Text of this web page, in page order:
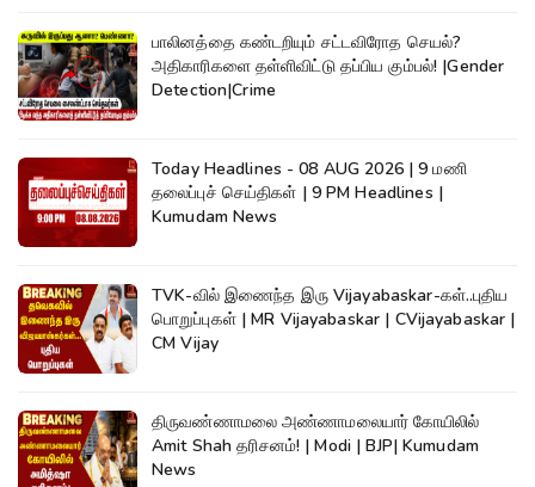
பாலினத்தை கண்டறியும் சட்டவிரோத செயல்?
அதிகாரிகளை தள்ளிவிட்டு தப்பிய கும்பல்! |Gender
Detection|Crime
Today Headlines - 08 AUG 2026 | 9 மணி
தலைப்புச் செய்திகள் | 9 PM Headlines |
Kumudam News
TVK-வில் இணைந்த இரு Vijayabaskar-கள்..புதிய
பொறுப்புகள் | MR Vijayabaskar | CVijayabaskar |
CM Vijay
திருவண்ணாமலை அண்ணாமலையார் கோயிலில்
Amit Shah தரிசனம்! | Modi | BJP| Kumudam
News